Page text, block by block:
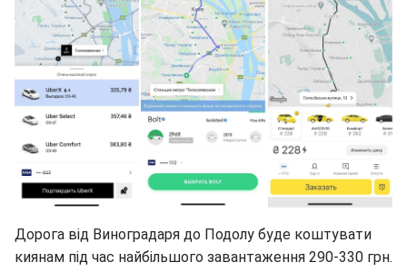
Дорога від Виноградаря до Подолу буде коштувати
киянам під час найбільшого завантаження 290-330 грн.